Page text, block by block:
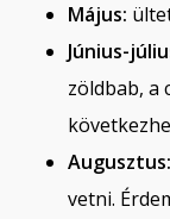
Május:
Június-
zöldbab, a
Augusztus:
vetni.